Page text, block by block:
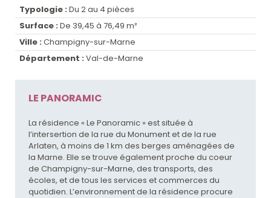
Typologie : Du 2 au 4 pièces
Surface : De 39,45 à 76,49 m²
Ville : Champigny-sur-Marne
Département : Val-de-Marne
LE PANORAMIC
La résidence « Le Panoramic » est située à
l’intersertion de la rue du Monument et de la rue
Arlaten, à moins de 1 km des berges aménagées de
la Marne. Elle se trouve également proche du coeur
de Champigny-sur-Marne, des transports, des
écoles, et de tous les services et commerces du
quotidien. L’environnement de la résidence procure